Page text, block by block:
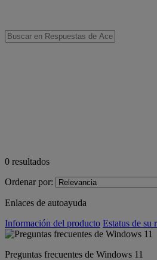
0 resultados
Ordenar por:
Enlaces de autoayuda
Información del producto Estatus de su
Preguntas frecuentes de Windows 11